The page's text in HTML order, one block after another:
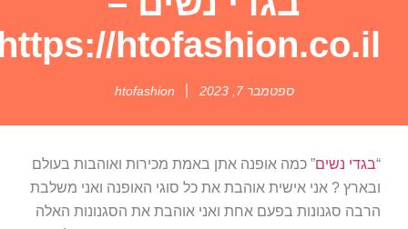
https://htofashion.co.il/
ספטמבר 7, 2023 htofashion
בגדי נשים” כמה אופנה אתן באמת מכירות ואוהבות בעולם
ובארץ ? אני אישית אוהבת את כל סוגי האופנה ואני משלבת
הרבה סגנונות בפעם אחת ואני אוהבת את הסגנונות האלה